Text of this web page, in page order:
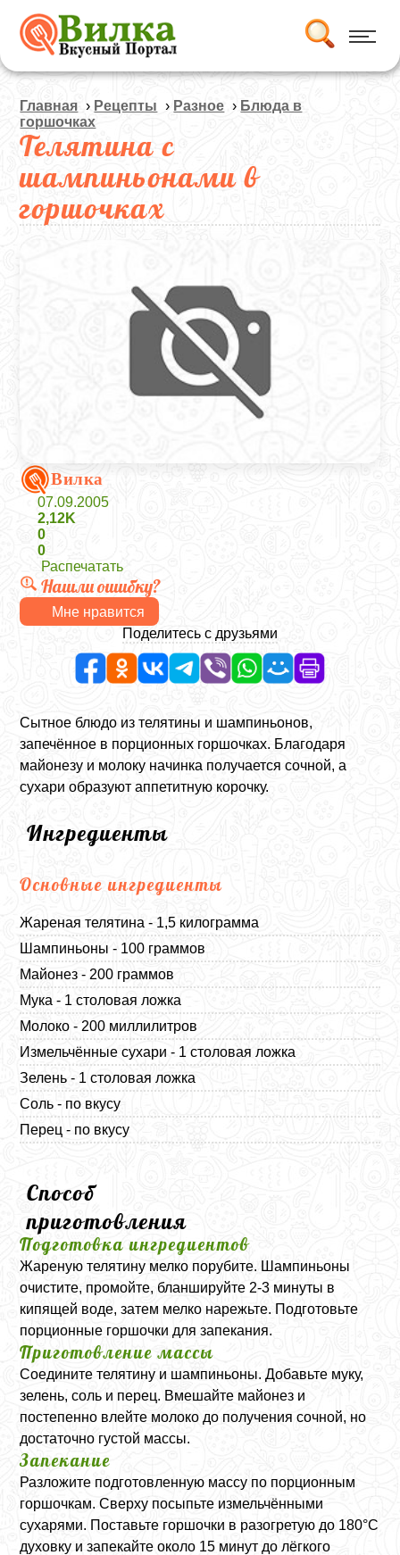
Главная › Рецепты › Разное › Блюда в
горшочках
Телятина с
шампиньонами в
горшочках
Вилка
07.09.2005
2,12K
0
0
Распечатать
Нашли ошибку?
Мне нравится
Поделитесь с друзьями
Сытное блюдо из телятины и шампиньонов,
запечённое в порционных горшочках. Благодаря
майонезу и молоку начинка получается сочной, а
сухари образуют аппетитную корочку.
Ингредиенты
Основные ингредиенты
Жареная телятина - 1,5 килограмма
Шампиньоны - 100 граммов
Майонез - 200 граммов
Мука - 1 столовая ложка
Молоко - 200 миллилитров
Измельчённые сухари - 1 столовая ложка
Зелень - 1 столовая ложка
Соль - по вкусу
Перец - по вкусу
Способ
приготовления
Подготовка ингредиентов
Жареную телятину мелко порубите. Шампиньоны
очистите, промойте, бланшируйте 2-3 минуты в
кипящей воде, затем мелко нарежьте. Подготовьте
порционные горшочки для запекания.
Приготовление массы
Соедините телятину и шампиньоны. Добавьте муку,
зелень, соль и перец. Вмешайте майонез и
постепенно влейте молоко до получения сочной, но
достаточно густой массы.
Запекание
Разложите подготовленную массу по порционным
горшочкам. Сверху посыпьте измельчёнными
сухарями. Поставьте горшочки в разогретую до 180°C
духовку и запекайте около 15 минут до лёгкого